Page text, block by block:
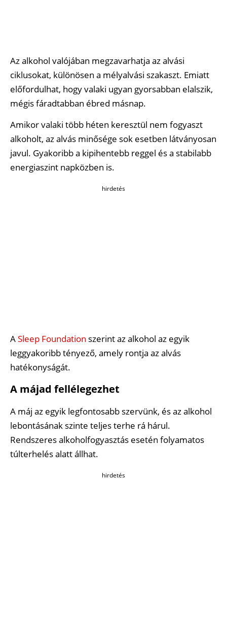
Az alkohol valójában megzavarhatja az alvási
ciklusokat, különösen a mélyalvási szakaszt. Emiatt
előfordulhat, hogy valaki ugyan gyorsabban elalszik,
mégis fáradtabban ébred másnap.
Amikor valaki több héten keresztül nem fogyaszt
alkoholt, az alvás minősége sok esetben látványosan
javul. Gyakoribb a kipihentebb reggel és a stabilabb
energiaszint napközben is.
hirdetés
ASleep Foundation szerint az alkohol az egyik
leggyakoribb tényező, amely rontja az alvás
hatékonyságát.
A májad fellélegezhet
A máj az egyik legfontosabb szervünk, és az alkohol
lebontásának szinte teljes terhe rá hárul.
Rendszeres alkoholfogyasztás esetén folyamatos
túlterhelés alatt állhat.
hirdetés